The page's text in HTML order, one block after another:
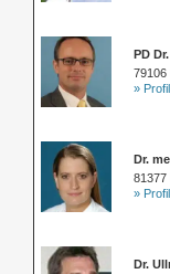
PD
79106
»
Dr.
81377
»
Dr.